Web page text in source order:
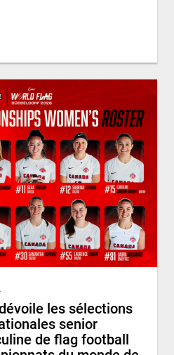
les sélections
senior
de flag football